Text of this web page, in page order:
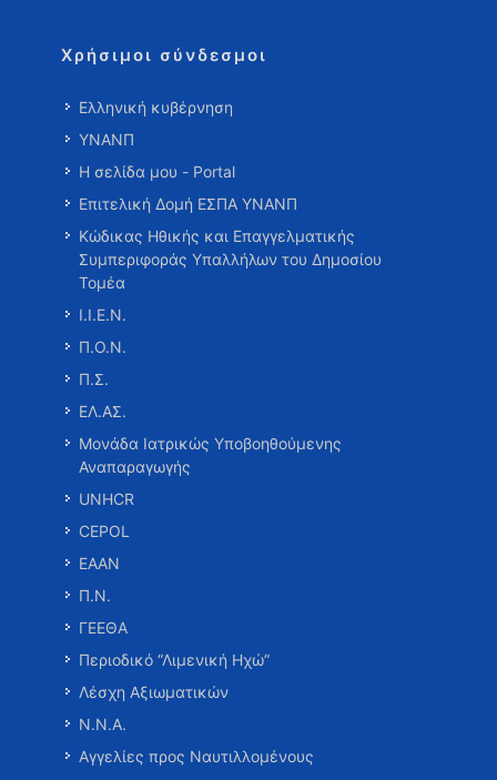
Χρήσιμοι σύνδεσμοι
Ελληνική κυβέρνηση
ΥΝΑΝΠ
Η σελίδα μου - Portal
Επιτελική Δομή ΕΣΠΑ ΥΝΑΝΠ
Κώδικας Ηθικής και Επαγγελματικής
Συμπεριφοράς Υπαλλήλων του Δημοσίου
Τομέα
Ι.Ι.Ε.Ν.
Π.Ο.Ν.
Π.Σ.
ΕΛ.ΑΣ.
Μονάδα Ιατρικώς Υποβοηθούμενης
Αναπαραγωγής
UNHCR
CEPOL
ΕΑΑΝ
Π.Ν.
ΓΕΕΘΑ
Περιοδικό “Λιμενική Ηχώ”
Λέσχη Αξιωματικών
Ν.Ν.Α.
Αγγελίες προς Ναυτιλλομένους